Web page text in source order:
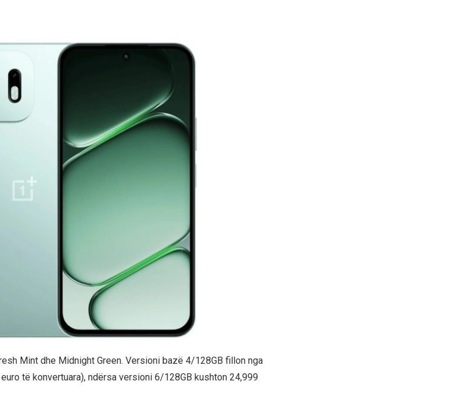
Mint dhe Midnight Green. Versioni bazë 4/128GB fillon nga
të konvertuara), ndërsa versioni 6/128GB kushton 24,999